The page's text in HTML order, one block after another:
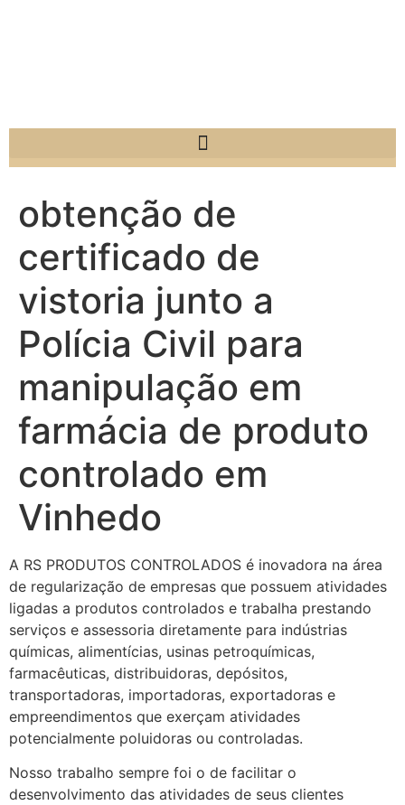
obtenção de
certificado de
vistoria junto a
Polícia Civil para
manipulação em
farmácia de produto
controlado em
Vinhedo
A RS PRODUTOS CONTROLADOS é inovadora na área
de regularização de empresas que possuem atividades
ligadas a produtos controlados e trabalha prestando
serviços e assessoria diretamente para indústrias
químicas, alimentícias, usinas petroquímicas,
farmacêuticas, distribuidoras, depósitos,
transportadoras, importadoras, exportadoras e
empreendimentos que exerçam atividades
potencialmente poluidoras ou controladas.
Nosso trabalho sempre foi o de facilitar o
desenvolvimento das atividades de seus clientes